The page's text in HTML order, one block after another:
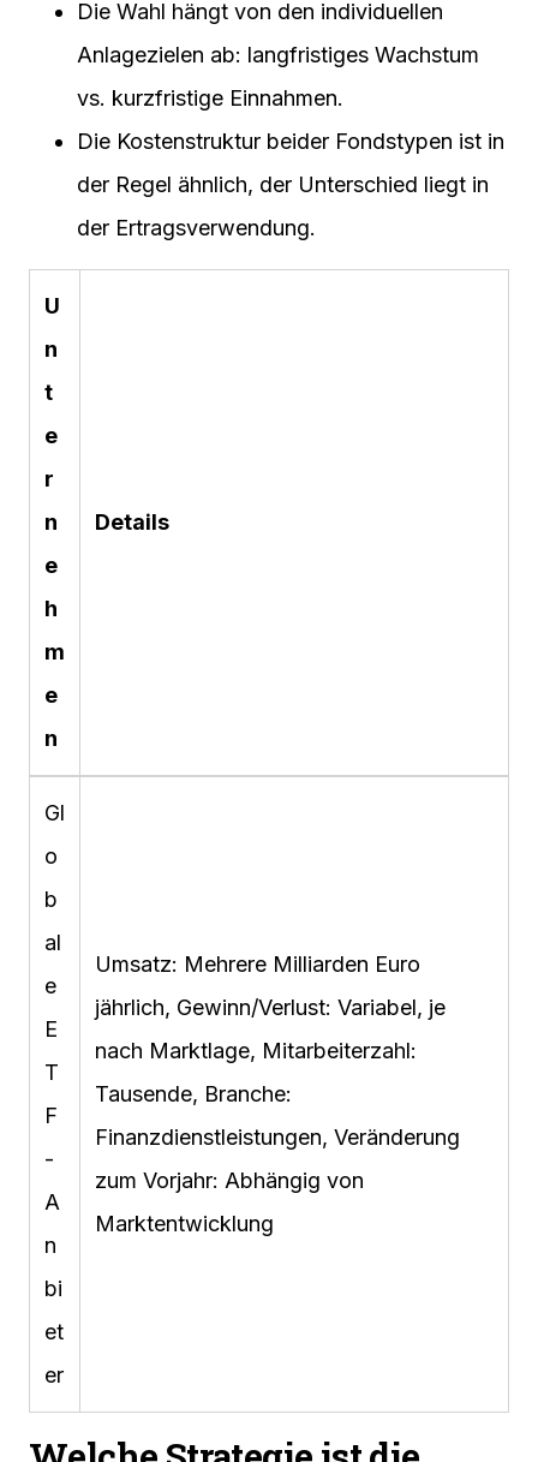
Die Wahl hängt von den individuellen
Anlagezielen ab: langfristiges Wachstum
vs. kurzfristige Einnahmen.
Die Kostenstruktur beider Fondstypen ist in
der Regel ähnlich, der Unterschied liegt in
der Ertragsverwendung.
U
n
t
e
r
n
e
h
m
e
n
Details
Gl
o
b
al
e
E
T
F
-
A
n
bi
et
er
Umsatz: Mehrere Milliarden Euro
jährlich, Gewinn/Verlust: Variabel, je
nach Marktlage, Mitarbeiterzahl:
Tausende, Branche:
Finanzdienstleistungen, Veränderung
zum Vorjahr: Abhängig von
Marktentwicklung